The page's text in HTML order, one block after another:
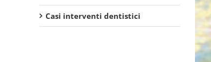
Casi interventi dentistici